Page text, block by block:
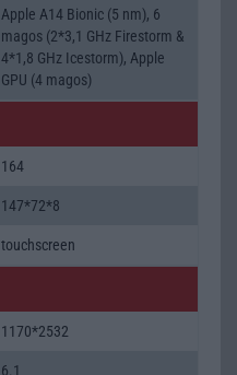
Apple A14 Bionic (5 nm), 6
magos (2*3,1 GHz Firestorm &
4*1,8 GHz Icestorm), Apple
GPU (4 magos)
164
147*72*8
touchscreen
1170*2532
6.1